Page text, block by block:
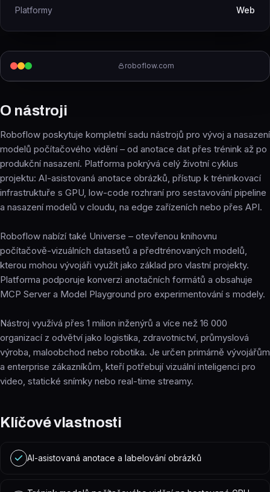
roboflow.com
O nástroji
Roboflow poskytuje kompletní sadu nástrojů pro vývoj a nasazení
modelů počítačového vidění – od anotace dat přes trénink až po
produkční nasazení. Platforma pokrývá celý životní cyklus
projektu: AI-asistovaná anotace obrázků, přístup k tréninkovací
infrastruktuře s GPU, low-code rozhraní pro sestavování pipeline
a nasazení modelů v cloudu, na edge zařízeních nebo přes API.
Roboflow nabízí také Universe – otevřenou knihovnu
počítačově-vizuálních datasetů a předtrénovaných modelů,
kterou mohou vývojáři využít jako základ pro vlastní projekty.
Platforma podporuje konverzi anotačních formátů a obsahuje
MCP Server a Model Playground pro experimentování s modely.
Nástroj využívá přes 1 milion inženýrů a více než 16 000
organizací z odvětví jako logistika, zdravotnictví, průmyslová
výroba, maloobchod nebo robotika. Je určen primárně vývojářům
a enterprise zákazníkům, kteří potřebují vizuální inteligenci pro
video, statické snímky nebo real-time streamy.
Klíčové vlastnosti
AI-asistovaná anotace a labelování obrázků
Platformy Web